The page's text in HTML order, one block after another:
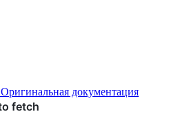
Оригинальная документация